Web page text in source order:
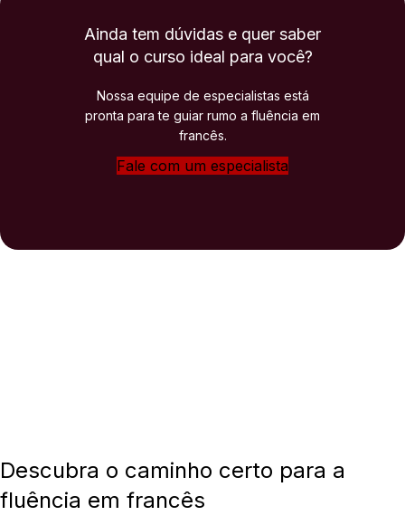
Ainda tem dúvidas e quer saber
qual o curso ideal para você?
Nossa equipe de especialistas está
pronta para te guiar rumo a fluência em
francês.
Fale com um especialista
Descubra o caminho certo para a
fluência em francês